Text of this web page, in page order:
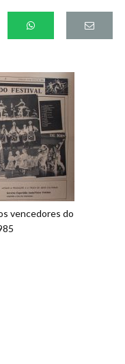
vencedores do